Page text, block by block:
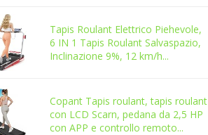
Tapis Roulant Elettrico Piehevole,
6 IN 1 Tapis Roulant Salvaspazio,
Inclinazione 9%, 12 km/h...
Copant Tapis roulant, tapis roulant
con LCD Scarn, pedana da 2,5 HP
con APP e controllo remoto...